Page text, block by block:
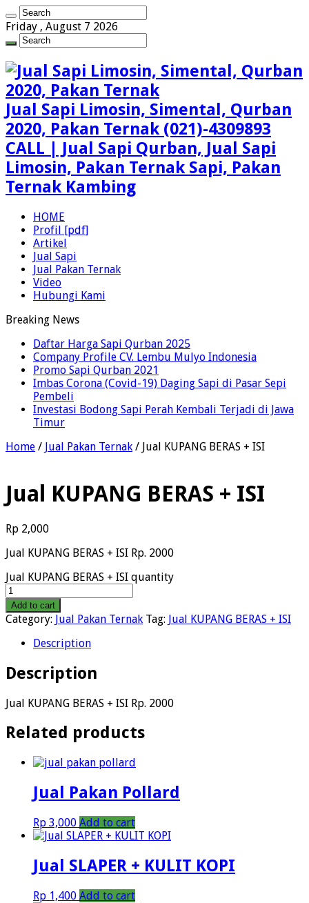
Friday , August 7 2026
Jual Sapi Limosin, Simental, Qurban
2020, Pakan Ternak (021)-4309893
CALL | Jual Sapi Qurban, Jual Sapi
Limosin, Pakan Ternak Sapi, Pakan
Ternak Kambing
HOME
Profil [pdf]
Artikel
Jual Sapi
Jual Pakan Ternak
Video
Hubungi Kami
Breaking News
Daftar Harga Sapi Qurban 2025
Company Profile CV. Lembu Mulyo Indonesia
Promo Sapi Qurban 2021
Imbas Corona (Covid-19) Daging Sapi di Pasar Sepi
Pembeli
Investasi Bodong Sapi Perah Kembali Terjadi di Jawa
Timur
Home / Jual Pakan Ternak / Jual KUPANG BERAS + ISI
Jual KUPANG BERAS + ISI
Rp 2,000
Jual KUPANG BERAS + ISI Rp. 2000
Jual KUPANG BERAS + ISI quantity
Add to cart
Category: Jual Pakan Ternak Tag: Jual KUPANG BERAS + ISI
Description
Description
Jual KUPANG BERAS + ISI Rp. 2000
Related products
Jual Pakan Pollard
Rp 3,000 Add to cart
Jual SLAPER + KULIT KOPI
Rp 1,400 Add to cart